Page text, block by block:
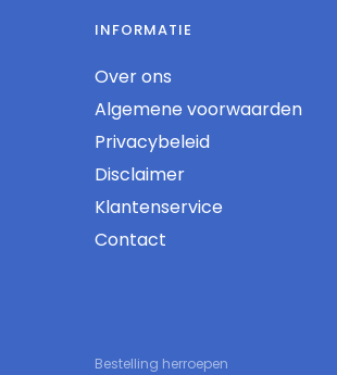
INFORMATIE
Over ons
Algemene voorwaarden
Privacybeleid
Disclaimer
Klantenservice
Contact
Bestelling herroepen